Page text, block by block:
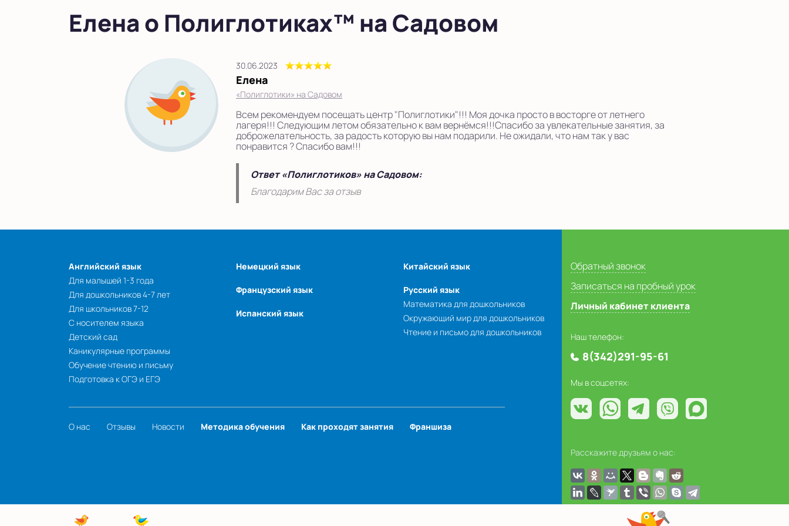
Елена о Полиглотиках™ на Садовом
30.06.2023
Елена
«Полиглотики» на Садовом
Всем рекомендуем посещать центр "Полиглотики"!!! Моя дочка просто в восторге от летнего
лагеря!!! Следующим летом обязательно к вам вернёмся!!!Спасибо за увлекательные занятия, за
доброжелательность, за радость которую вы нам подарили. Не ожидали, что нам так у вас
понравится ? Спасибо вам!!!
Ответ «Полиглотиков» на Садовом:
Благодарим Вас за отзыв
Английский язык
Для малышей 1-3 года
Для дошкольников 4-7 лет
Для школьников 7-12
С носителем языка
Детский сад
Каникулярные программы
Обучение чтению и письму
Подготовка к ОГЭ и ЕГЭ
Немецкий язык
Французский язык
Испанский язык
Китайский язык
Русский язык
Математика для дошкольников
Окружающий мир для дошкольников
Чтение и письмо для дошкольников
О нас Отзывы Новости Методика обучения Как проходят занятия Франшиза
Обратный звонок
Записаться на пробный урок
Личный кабинет клиента
Наш телефон:
8(342)291-95-61
Мы в соцсетях:
Расскажите друзьям о нас: